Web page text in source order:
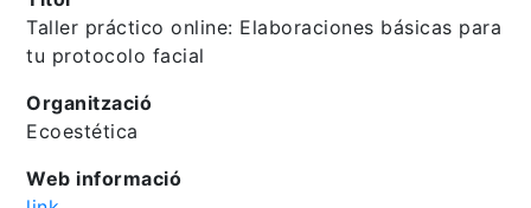
Taller práctico online: Elaboraciones básicas para
tu protocolo facial
Organització
Ecoestética
Web informació